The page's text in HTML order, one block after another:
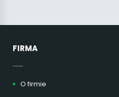
FIRMA
O firmie